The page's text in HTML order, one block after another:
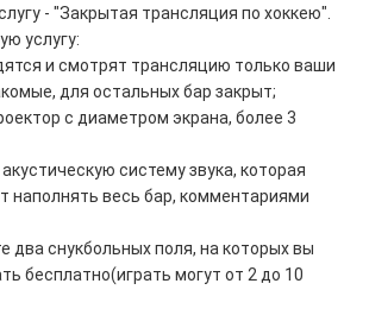
- "Закрытая трансляция по хоккею".
услугу:
и смотрят трансляцию только ваши
для остальных бар закрыт;
с диаметром экрана, более 3
систему звука, которая
наполнять весь бар, комментариями
два снукбольных поля, на которых вы
бесплатно(играть могут от 2 до 10